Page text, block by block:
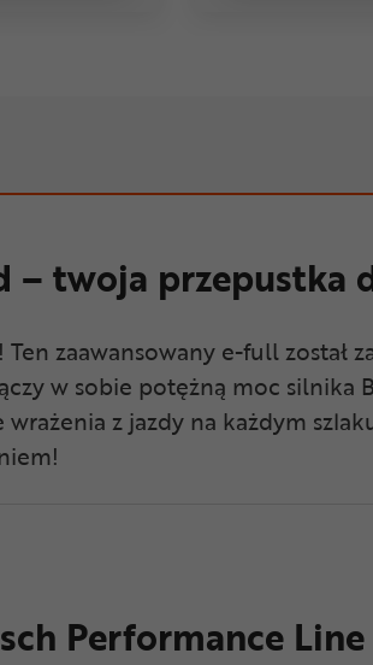
– twoja przepustka
! Ten zaawansowany e-full został
w sobie potężną moc silnika
z jazdy na każdym
Performance Line